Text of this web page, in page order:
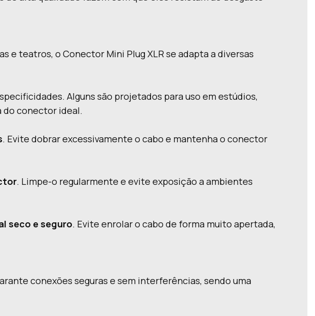
e teatros, o Conector Mini Plug XLR se adapta a diversas
Alguns são projetados para uso em estúdios,
do conector ideal.
. Evite dobrar excessivamente o cabo e mantenha o conector
. Limpe-o regularmente e evite exposição a ambientes
seco e seguro. Evite enrolar o cabo de forma muito apertada,
conexões seguras e sem interferências, sendo uma